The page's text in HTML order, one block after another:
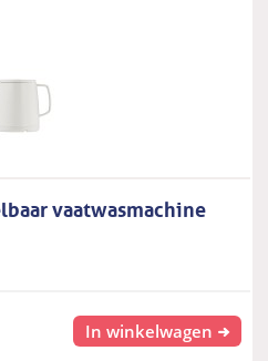
vaatwasmachine
In winkelwagen